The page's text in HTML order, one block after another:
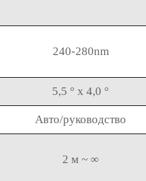
240-280nm
5,5 ° x 4,0 °
Авто/руководство
2 м ~ ∞